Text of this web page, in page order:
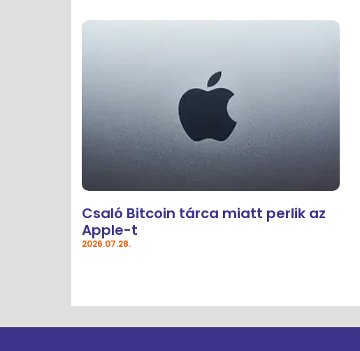
Csaló Bitcoin tárca miatt perlik az
Apple-t
2026.07.28.